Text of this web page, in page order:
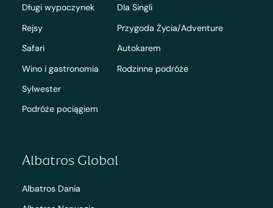
Długi wypoczynek
Rejsy
Safari
Wino i gastronomia
Sylwester
Podróże pociągiem
Dla Singli
Przygoda Życia/Adventure
Autokarem
Rodzinne podróże
Albatros Global
Albatros Dania